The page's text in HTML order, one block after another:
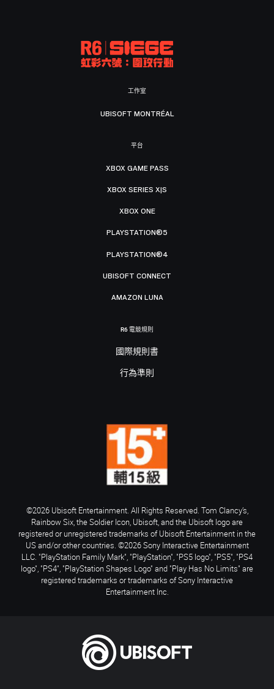
工作室
UBISOFT MONTRÉAL
平台
XBOX GAME PASS
XBOX SERIES X|S
XBOX ONE
PLAYSTATION®5
PLAYSTATION®4
UBISOFT CONNECT
AMAZON LUNA
R6 電競規則
國際規則書
行為準則
©2026 Ubisoft Entertainment. All Rights Reserved. Tom Clancy’s,
Rainbow Six, the Soldier Icon, Ubisoft, and the Ubisoft logo are
registered or unregistered trademarks of Ubisoft Entertainment in the
US and/or other countries. ©2026 Sony Interactive Entertainment
LLC. "PlayStation Family Mark", "PlayStation", "PS5 logo", "PS5", "PS4
logo", "PS4", "PlayStation Shapes Logo" and "Play Has No Limits" are
registered trademarks or trademarks of Sony Interactive
Entertainment Inc.